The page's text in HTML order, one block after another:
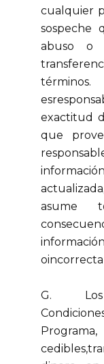
cualquier
sospeche
abuso o
exactitud
que
asume
G. Los